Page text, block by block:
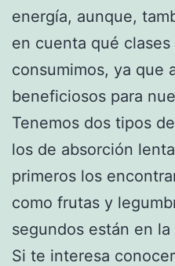
energía, aunque,
en cuenta qué
consumimos, ya que
beneficiosos para
Tenemos dos tipos
los de absorción
primeros los
como frutas y
segundos están en
Si te interesa